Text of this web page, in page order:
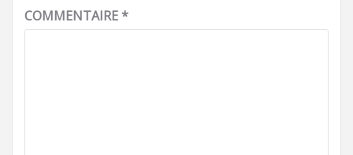
COMMENTAIRE*